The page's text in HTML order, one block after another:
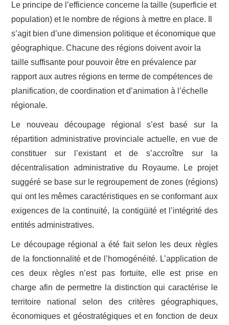
Le principe de l’efficience concerne la taille (superficie et
population) et le nombre de régions à mettre en place. Il
s’agit bien d’une dimension politique et économique que
géographique. Chacune des régions doivent avoir la
taille suffisante pour pouvoir être en prévalence par
rapport aux autres régions en terme de compétences de
planification, de coordination et d’animation à l’échelle
régionale.
Le nouveau découpage régional s’est basé sur la
répartition administrative provinciale actuelle, en vue de
constituer sur l’existant et de s’accroître sur la
décentralisation administrative du Royaume. Le projet
suggéré se base sur le regroupement de zones (régions)
qui ont les mêmes caractéristiques en se conformant aux
exigences de la continuité, la contigüité et l’intégrité des
entités administratives.
Le découpage régional a été fait selon les deux règles
de la fonctionnalité et de l’homogénéité. L’application de
ces deux règles n’est pas fortuite, elle est prise en
charge afin de permettre la distinction qui caractérise le
territoire national selon des critères géographiques,
économiques et géostratégiques et en fonction de deux